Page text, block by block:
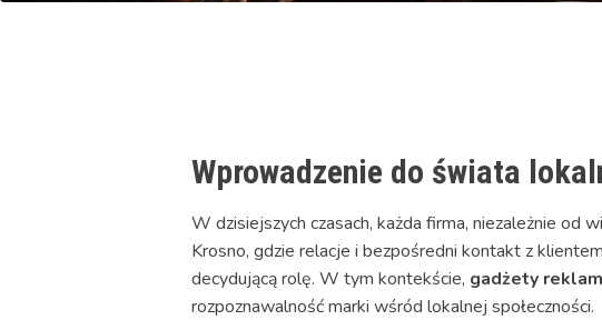
Wprowadzenie do świata
W dzisiejszych czasach, każda firma, niezależnie od
Krosno, gdzie relacje i bezpośredni kontakt z
decydującą rolę. W tym kontekście, gadżety
rozpoznawalność marki wśród lokalnej społeczności.